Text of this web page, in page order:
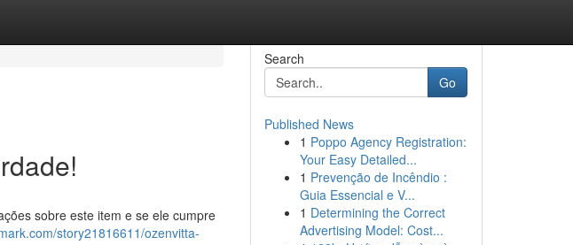
sobre este item e se ele cumpre
story21816611/ozenvitta-
Search
Go
Published News
1 Poppo Agency Registration:
Your Easy Detailed...
1 Prevenção de Incêndio :
Guia Essencial e V...
1 Determining the Correct
Advertising Model: Cost...